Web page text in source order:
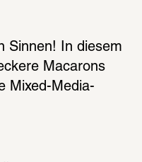
Sinnen! In diesem
Macarons
Mixed-Media-